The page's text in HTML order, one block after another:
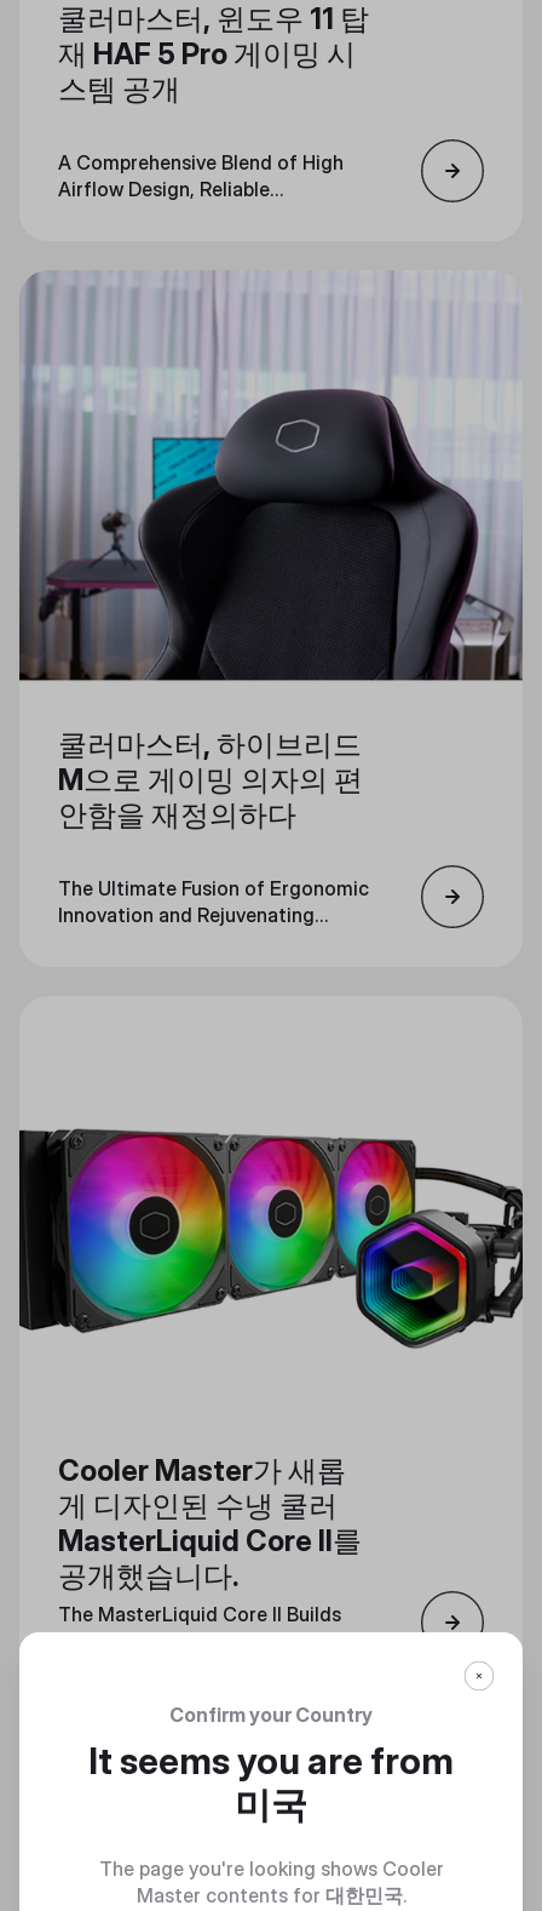
쿨러마스터, 윈도우 11 탑
재 HAF 5 Pro 게이밍 시
스템 공개
A Comprehensive Blend of High
Airflow Design, Reliable
쿨러마스터, 하이브리드
M으로 게이밍 의자의 편
안함을 재정의하다
The Ultimate Fusion of Ergonomic
Innovation and Rejuvenating
Cooler Master가 새롭
게 디자인된 수냉 쿨러
MasterLiquid Core II를
공개했습니다.
The MasterLiquid Core II Builds
Confirm your Country
It seems you are from
미국
The page you're looking shows Cooler
Master contents for 대한민국.